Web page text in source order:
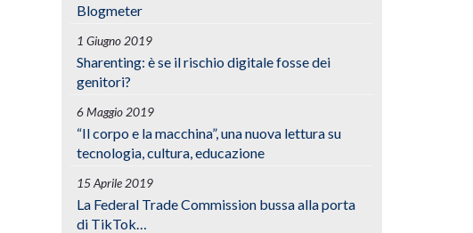
Blogmeter
1 Giugno 2019
Sharenting: è se il rischio digitale fosse dei
genitori?
6 Maggio 2019
“Il corpo e la macchina”, una nuova lettura su
tecnologia, cultura, educazione
15 Aprile 2019
La Federal Trade Commission bussa alla porta
di TikTok…